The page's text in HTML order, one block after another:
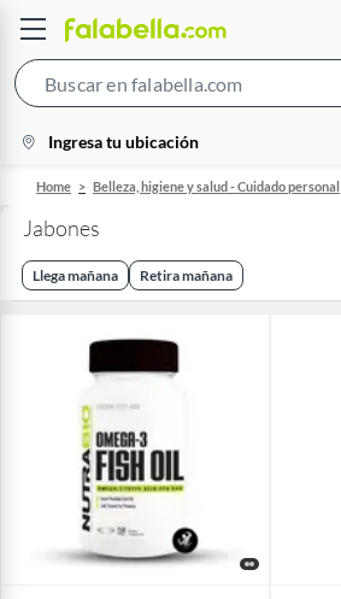
Bar
location-
icon
Ingresa tu ubicación
Home Belleza, higiene y salud - Cuidado personal
Jabones
Llega mañana Retira mañana